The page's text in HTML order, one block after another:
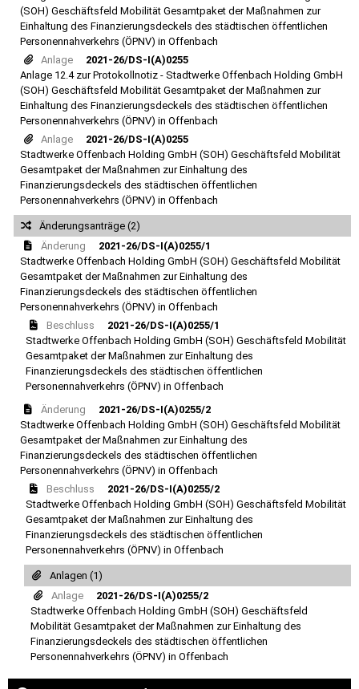
(SOH) Geschäftsfeld Mobilität Gesamtpaket der Maßnahmen zur
Einhaltung des Finanzierungsdeckels des städtischen öffentlichen
Personennahverkehrs (ÖPNV) in Offenbach
Anlage
2021-26/DS-I(A)0255
Anlage 12.4 zur Protokollnotiz - Stadtwerke Offenbach Holding GmbH
(SOH) Geschäftsfeld Mobilität Gesamtpaket der Maßnahmen zur
Einhaltung des Finanzierungsdeckels des städtischen öffentlichen
Personennahverkehrs (ÖPNV) in Offenbach
Anlage
2021-26/DS-I(A)0255
Stadtwerke Offenbach Holding GmbH (SOH) Geschäftsfeld Mobilität
Gesamtpaket der Maßnahmen zur Einhaltung des
Finanzierungsdeckels des städtischen öffentlichen
Personennahverkehrs (ÖPNV) in Offenbach
Änderungsanträge (2)
Änderung
2021-26/DS-I(A)0255/1
Stadtwerke Offenbach Holding GmbH (SOH) Geschäftsfeld Mobilität
Gesamtpaket der Maßnahmen zur Einhaltung des
Finanzierungsdeckels des städtischen öffentlichen
Personennahverkehrs (ÖPNV) in Offenbach
Beschluss
2021-26/DS-I(A)0255/1
Stadtwerke Offenbach Holding GmbH (SOH) Geschäftsfeld Mobilität
Gesamtpaket der Maßnahmen zur Einhaltung des
Finanzierungsdeckels des städtischen öffentlichen
Personennahverkehrs (ÖPNV) in Offenbach
Änderung
2021-26/DS-I(A)0255/2
Stadtwerke Offenbach Holding GmbH (SOH) Geschäftsfeld Mobilität
Gesamtpaket der Maßnahmen zur Einhaltung des
Finanzierungsdeckels des städtischen öffentlichen
Personennahverkehrs (ÖPNV) in Offenbach
Beschluss
2021-26/DS-I(A)0255/2
Stadtwerke Offenbach Holding GmbH (SOH) Geschäftsfeld Mobilität
Gesamtpaket der Maßnahmen zur Einhaltung des
Finanzierungsdeckels des städtischen öffentlichen
Personennahverkehrs (ÖPNV) in Offenbach
Anlagen (1)
Anlage
2021-26/DS-I(A)0255/2
Stadtwerke Offenbach Holding GmbH (SOH) Geschäftsfeld
Mobilität Gesamtpaket der Maßnahmen zur Einhaltung des
Finanzierungsdeckels des städtischen öffentlichen
Personennahverkehrs (ÖPNV) in Offenbach